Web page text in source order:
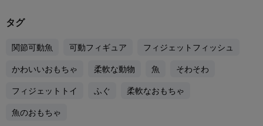
タグ
関節可動魚 可動フィギュア フィジェットフィッシュ
かわいいおもちゃ 柔軟な動物 魚 そわそわ
フィジェットトイ ふぐ 柔軟なおもちゃ
魚のおもちゃ